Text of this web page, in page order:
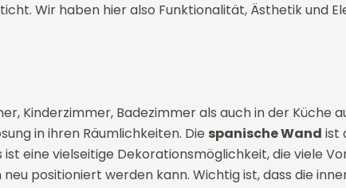
Wir haben hier also Funktionalität, Ästhetik und
Kinderzimmer, Badezimmer als auch in der Küche
in ihren Räumlichkeiten. Die spanische Wand ist
eine vielseitige Dekorationsmöglichkeit, die viele
positioniert werden kann. Wichtig ist, dass die